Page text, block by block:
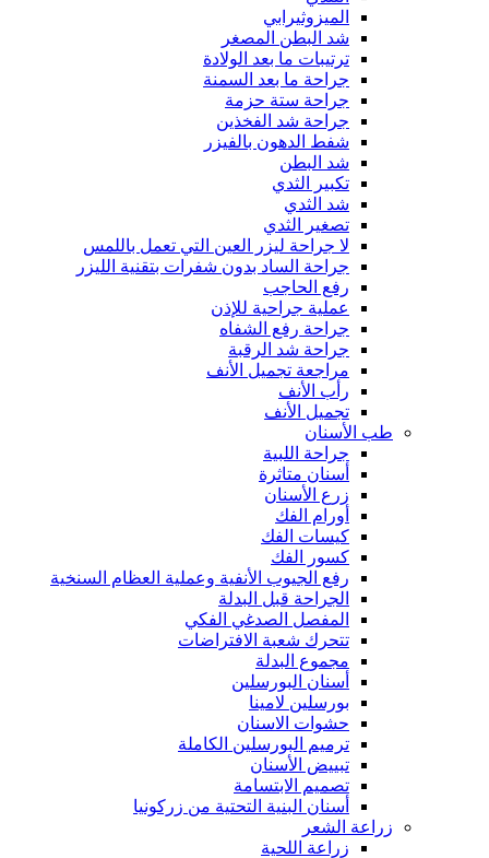
الميزوثيرابي
شد البطن المصغر
ترتيبات ما بعد الولادة
جراحة ما بعد السمنة
جراحة ستة حزمة
جراحة شد الفخذين
شفط الدهون بالفيزر
شد البطن
تكبير الثدي
شد الثدي
تصغير الثدي
لا جراحة ليزر العين التي تعمل باللمس
جراحة الساد بدون شفرات بتقنية الليزر
رفع الحاجب
عملية جراحية للإذن
جراحة رفع الشفاه
جراحة شد الرقبة
مراجعة تجميل الأنف
رأب الأنف
تجميل الأنف
طب الأسنان
جراحة اللبية
أسنان متاثرة
زرع الأسنان
أورام الفك
كيسات الفك
كسور الفك
رفع الجيوب الأنفية وعملية العظام السنخية
الجراحة قبل البدلة
المفصل الصدغي الفكي
تتحرك شعبة الافتراضات
مجموع البدلة
أسنان البورسلين
بورسلين لامينا
حشوات الاسنان
ترميم البورسلين الكاملة
تبييض الأسنان
تصميم الابتسامة
أسنان البنية التحتية من زركونيا
زراعة الشعر
زراعة اللحية